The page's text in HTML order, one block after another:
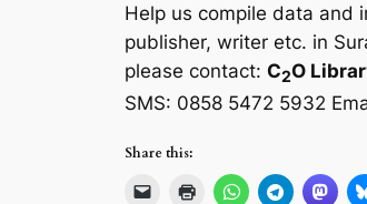
Help us compile data and
publisher, writer etc. in
please contact: C2O
SMS: 0858 5472 5932
Share this: